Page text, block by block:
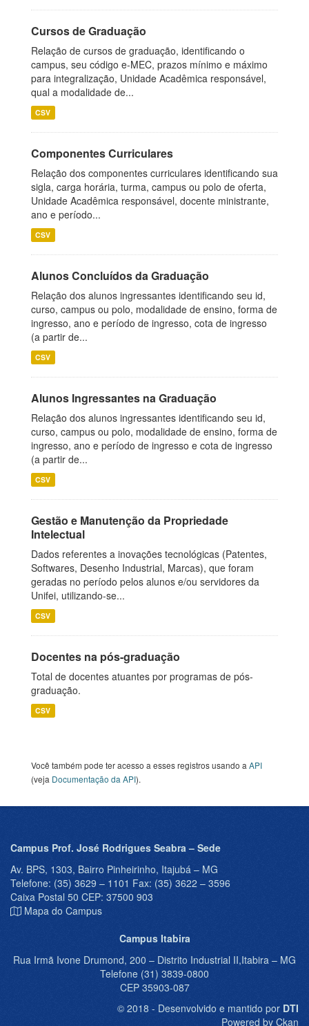
Cursos de Graduação
Relação de cursos de graduação, identificando o
campus, seu código e-MEC, prazos mínimo e máximo
para integralização, Unidade Acadêmica responsável,
qual a modalidade de...
CSV
Componentes Curriculares
Relação dos componentes curriculares identificando sua
sigla, carga horária, turma, campus ou polo de oferta,
Unidade Acadêmica responsável, docente ministrante,
ano e período...
CSV
Alunos Concluídos da Graduação
Relação dos alunos ingressantes identificando seu id,
curso, campus ou polo, modalidade de ensino, forma de
ingresso, ano e período de ingresso, cota de ingresso
(a partir de...
CSV
Alunos Ingressantes na Graduação
Relação dos alunos ingressantes identificando seu id,
curso, campus ou polo, modalidade de ensino, forma de
ingresso, ano e período de ingresso e cota de ingresso
(a partir de...
CSV
Gestão e Manutenção da Propriedade
Intelectual
Dados referentes a inovações tecnológicas (Patentes,
Softwares, Desenho Industrial, Marcas), que foram
geradas no período pelos alunos e/ou servidores da
Unifei, utilizando-se...
CSV
Docentes na pós-graduação
Total de docentes atuantes por programas de pós-
graduação.
CSV
Você também pode ter acesso a esses registros usando a API
(veja Documentação da API).
Campus Prof. José Rodrigues Seabra – Sede
Av. BPS, 1303, Bairro Pinheirinho, Itajubá – MG
Telefone: (35) 3629 – 1101 Fax: (35) 3622 – 3596
Caixa Postal 50 CEP: 37500 903
Mapa do Campus
Campus Itabira
Rua Irmã Ivone Drumond, 200 – Distrito Industrial II,Itabira – MG
Telefone (31) 3839-0800
CEP 35903-087
© 2018 - Desenvolvido e mantido por DTI
Powered by Ckan